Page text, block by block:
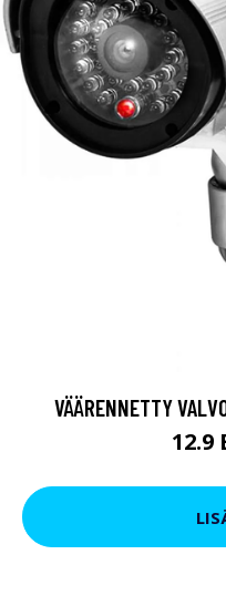
VÄÄRENNETTY
12.9